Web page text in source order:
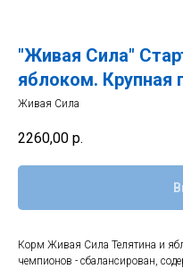
"Живая Сила"
яблоком. Крупная
Живая Сила
2260,00 р.
Корм Живая Сила Телятина и
чемпионов - сбалансирован,